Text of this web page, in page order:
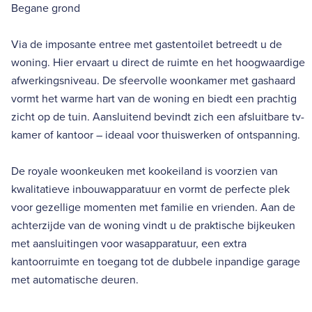
Begane grond
Via de imposante entree met gastentoilet betreedt u de
woning. Hier ervaart u direct de ruimte en het hoogwaardige
afwerkingsniveau. De sfeervolle woonkamer met gashaard
vormt het warme hart van de woning en biedt een prachtig
zicht op de tuin. Aansluitend bevindt zich een afsluitbare tv-
kamer of kantoor – ideaal voor thuiswerken of ontspanning.
De royale woonkeuken met kookeiland is voorzien van
kwalitatieve inbouwapparatuur en vormt de perfecte plek
voor gezellige momenten met familie en vrienden. Aan de
achterzijde van de woning vindt u de praktische bijkeuken
met aansluitingen voor wasapparatuur, een extra
kantoorruimte en toegang tot de dubbele inpandige garage
met automatische deuren.